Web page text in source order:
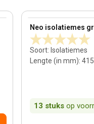
Neo isolatiemes
Soort: Isolatiemes
Lengte (in mm): 415
13 stuks op
View product